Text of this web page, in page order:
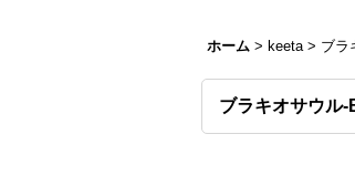
ホーム > keeta > ブラ
ブラキオサウル